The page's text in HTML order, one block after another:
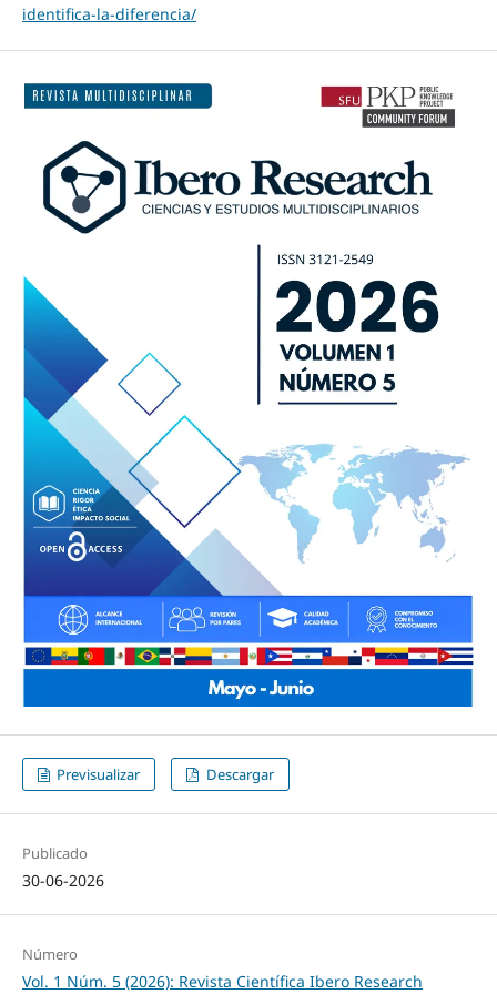
identifica-la-diferencia/
Previsualizar Descargar
Publicado
30-06-2026
Número
Vol. 1 Núm. 5 (2026): Revista Científica Ibero Research